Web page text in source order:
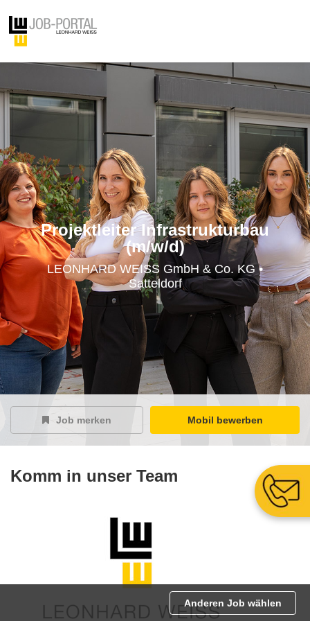
Projektleiter Infrastrukturbau
(m/w/d)
LEONHARD WEISS GmbH & Co. KG •
Satteldorf
Job merken Mobil bewerben
Komm in unser Team
Anderen Job wählen